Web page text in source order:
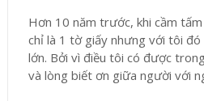
Hơn 10 năm trước, khi cầm
chỉ là 1 tờ giấy nhưng với tôi
lớn. Bởi vì điều tôi có được
và lòng biết ơn giữa người với